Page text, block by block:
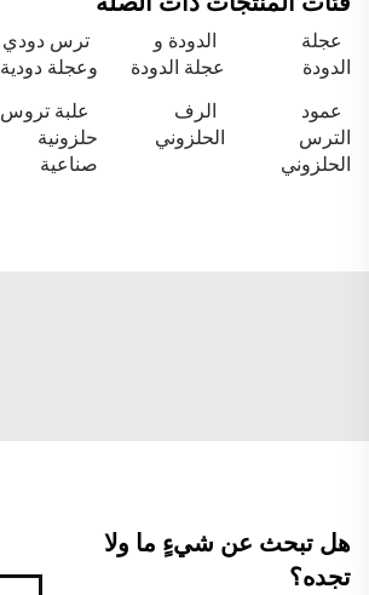
عجلة
الدودة
الدودة و
عجلة الدودة
ترس دودي
وعجلة دودية
عمود
الترس
الحلزوني
الرف
الحلزوني
علبة تروس
حلزونية
صناعية
هل تبحث عن شيءٍ ما ولا
تجده؟